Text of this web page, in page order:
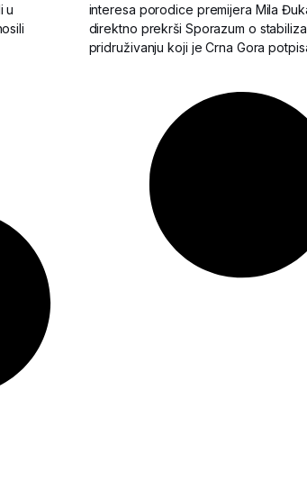
u
interesa porodice premijera Mila
direktno prekrši Sporazum o
pridruživanju koji je Crna Gora